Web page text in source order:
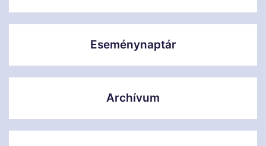
Eseménynaptár
Archívum